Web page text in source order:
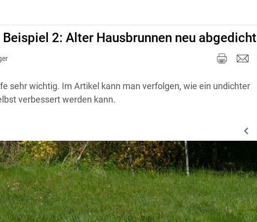
2: Alter Hausbrunnen neu
sehr wichtig. Im Artikel kann man verfolgen, wie ein undichter
verbessert werden kann.